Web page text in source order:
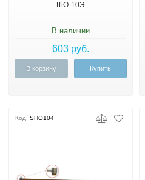
ШО-10Э
В наличии
603 руб.
В корзину Купить
Код: SHO104